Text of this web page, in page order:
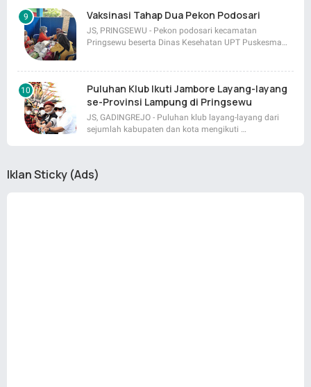
Vaksinasi Tahap Dua Pekon Podosari
JS, PRINGSEWU - Pekon podosari kecamatan
Pringsewu beserta Dinas Kesehatan UPT Puskesma…
Puluhan Klub Ikuti Jambore Layang-layang
se-Provinsi Lampung di Pringsewu
JS, GADINGREJO - Puluhan klub layang-layang dari
sejumlah kabupaten dan kota mengikuti …
Iklan Sticky (Ads)